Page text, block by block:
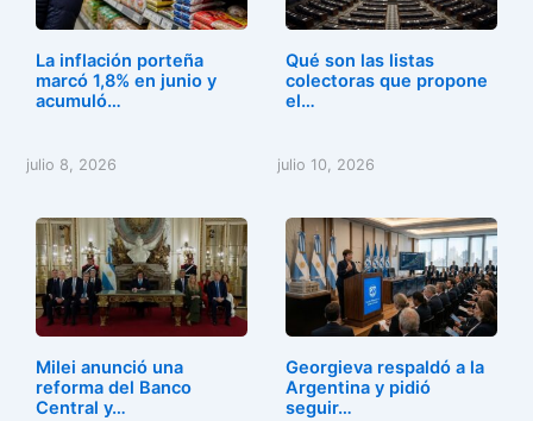
La inflación porteña
marcó 1,8% en junio y
acumuló…
julio 8, 2026
Qué son las listas
colectoras que propone
el…
julio 10, 2026
Milei anunció una
reforma del Banco
Central y…
Georgieva respaldó a la
Argentina y pidió
seguir…